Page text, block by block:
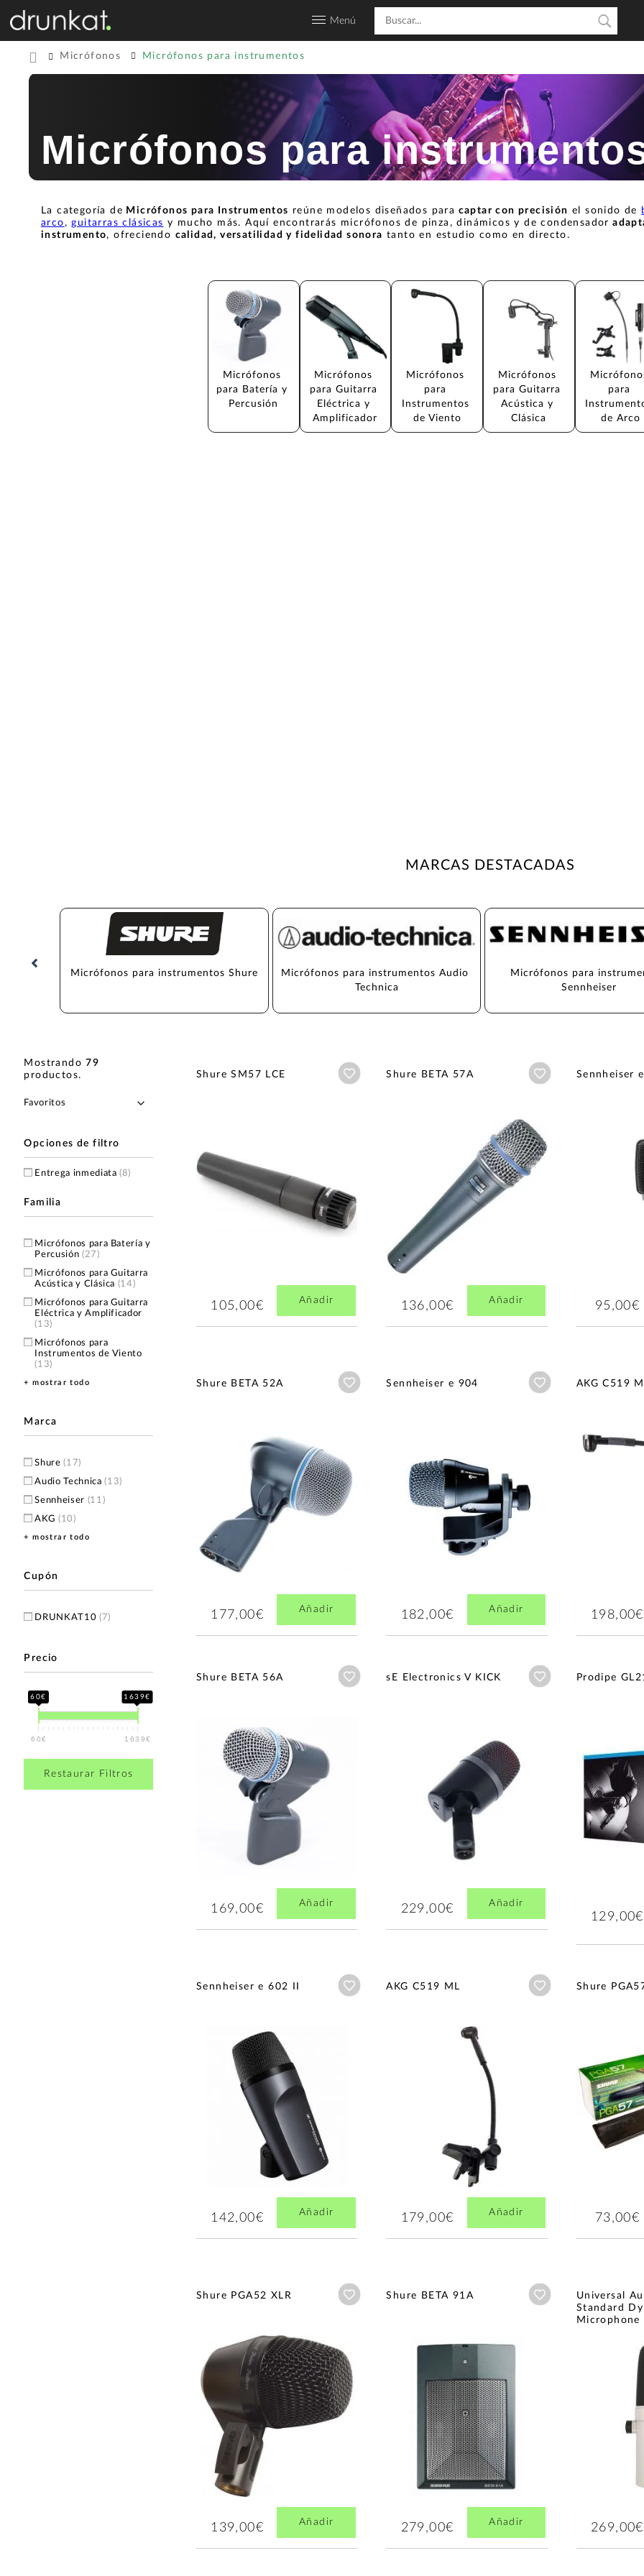
Menú
Micrófonos Micrófonos para instrumentos
Micrófonos para
La categoría de Micrófonos para Instrumentos reúne modelos diseñados para captar con precisión el sonido de
arco,guitarras clásicas y mucho más. Aquí encontrarás micrófonos de pinza, dinámicos y de condensador
instrumento, ofreciendo calidad, versatilidad y fidelidad sonora tanto en estudio como en directo.
Micrófonos
para Batería y
Percusión
Micrófonos
para Guitarra
Eléctrica y
Amplificador
Micrófonos
para
Instrumentos
de Viento
Micrófonos
para Guitarra
Acústica y
Clásica
para
de Arco
MARCAS DESTACADAS
Micrófonos para instrumentos Shure
Micrófonos para instrumentos Audio
Technica
Micrófonos para
Sennheiser
Mostrando79
productos.
Opciones de filtro
Entrega inmediata(8)
Familia
Micrófonos para Batería y
Percusión (27)
Micrófonos para Guitarra
Acústica y Clásica (14)
Micrófonos para Guitarra
Eléctrica y Amplificador
(13)
Micrófonos para
Instrumentos de Viento
(13)
Micrófonos para
Acordeón y Piano
+ mostrar todo
Marca
Shure(17)
Audio Technica(13)
Sennheiser (11)
AKG(10)
Beyerdynamic
Audix
sE Electronics(3)
DPA(2)
+ mostrar todo
Cupón
DRUNKAT10 (7)
Precio
60€ 1639€
60€ 1639€
Restaurar Filtros
Shure SM57 LCE Añadir a wishlist
105,00€ Añadir
Shure BETA 57A Añadir a wishlist
136,00€ Añadir
Sennheiser
95,00€
Shure BETA 52A Añadir a wishlist
177,00€ Añadir
Sennheiser e 904 Añadir a wishlist
182,00€ Añadir
AKG C519 M
198,00€
Shure BETA 56A Añadir a wishlist
169,00€ Añadir
sE Electronics V KICK Añadir a wishlist
229,00€ Añadir
Prodipe
129,00€
Sennheiser e 602 II Añadir a wishlist
142,00€ Añadir
AKG C519 ML Añadir a wishlist
179,00€ Añadir
Shure
73,00€
Shure PGA52 XLR Añadir a wishlist
139,00€ Añadir
Shure BETA 91A Añadir a wishlist
279,00€ Añadir
Universal
Standard
Microphone
269,00€